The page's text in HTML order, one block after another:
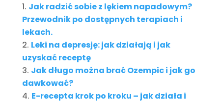
Jak radzić sobie z lękiem napadowym?
Przewodnik po dostępnych terapiach i
lekach.
Leki na depresję: jak działają i jak
uzyskać receptę
Jak długo można brać Ozempic i jak go
dawkować?
E-recepta krok po kroku – jak działa i